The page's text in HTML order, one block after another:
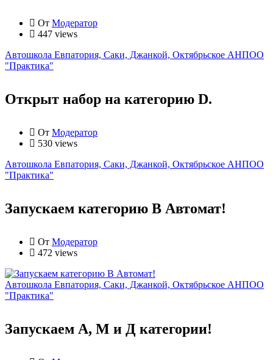
От Модератор
447 views
Автошкола Евпатория, Саки, Джанкой, Октябрьское АНПОО
"Практика"
Открыт набор на категорию D.
От Модератор
530 views
Автошкола Евпатория, Саки, Джанкой, Октябрьское АНПОО
"Практика"
Запускаем категорию В Автомат!
От Модератор
472 views
Автошкола Евпатория, Саки, Джанкой, Октябрьское АНПОО
"Практика"
Запускаем А, М и Д категории!